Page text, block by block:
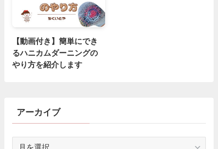
【動画付き】簡単にでき
るハニカムダーニングの
やり方を紹介します
アーカイブ